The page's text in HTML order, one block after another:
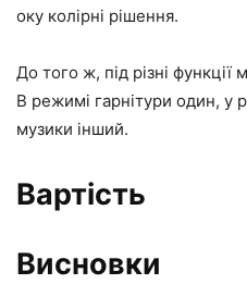
оку колірні рішення.
До того ж, під різні функції
В режимі гарнітури один, у
музики інший.
Вартість
Висновки